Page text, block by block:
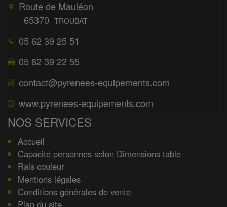
Route de Mauléon
65370 TROUBAT
05 62 39 25 51
05 62 39 22 55
contact@pyrenees-equipements.com
www.pyrenees-equipements.com
NOS SERVICES
Accueil
Capacité personnes selon Dimensions table
Rals couleur
Mentions légales
Conditions générales de vente